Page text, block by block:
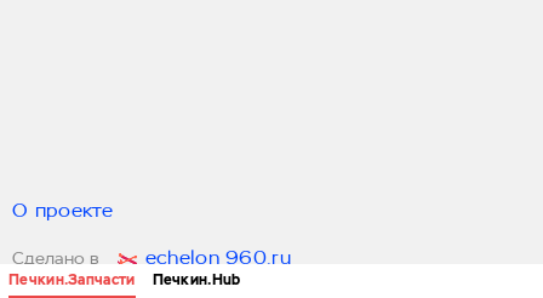
Печкин.Запчасти Печкин.Hub
О проекте
Сделано в echelon 960.ru